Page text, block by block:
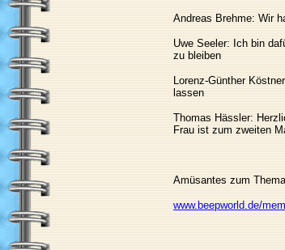
Andreas Brehme: Wir
Uwe Seeler: Ich bin
zu bleiben
Lorenz-Günther
lassen
Thomas Hässler:
Frau ist zum zweiten
Amüsantes zum
www.beepworld.de/